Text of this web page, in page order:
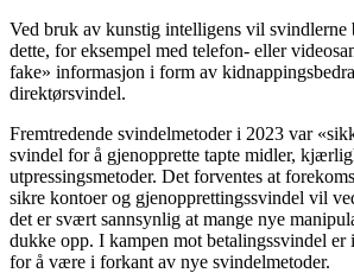
Ved bruk av kunstig intelligens vil svindlerne
dette, for eksempel med telefon- eller
fake» informasjon i form av
direktørsvindel.
Fremtredende svindelmetoder i 2023 var
svindel for å gjenopprette tapte midler,
utpressingsmetoder. Det forventes at
sikre kontoer og gjenopprettingssvindel vil
det er svært sannsynlig at mange nye
dukke opp. I kampen mot betalingssvindel er
for å være i forkant av nye svindelmetoder.